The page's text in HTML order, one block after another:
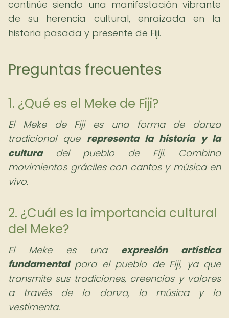
continúe siendo una manifestación vibrante
de su herencia cultural, enraizada en la
historia pasada y presente de Fiji.
Preguntas frecuentes
1. ¿Qué es el Meke de Fiji?
El Meke de Fiji es una forma de danza
tradicional que representa la historia y la
culturadel pueblo de Fiji. Combina
movimientos gráciles con cantos y música en
vivo.
2. ¿Cuál es la importancia cultural
del Meke?
El Meke es una expresión artística
fundamentalpara el pueblo de Fiji, ya que
transmite sus tradiciones, creencias y valores
a través de la danza, la música y la
vestimenta.